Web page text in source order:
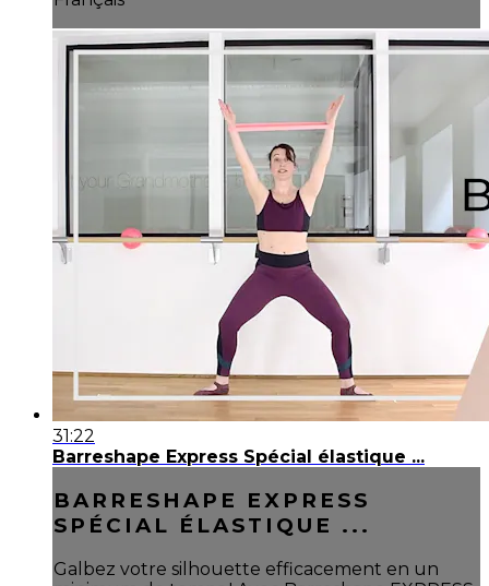
31:22
Barreshape Express Spécial élastique ...
BARRESHAPE EXPRESS
SPÉCIAL ÉLASTIQUE ...
Galbez votre silhouette efficacement en un